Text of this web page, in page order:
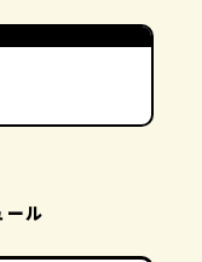
ール